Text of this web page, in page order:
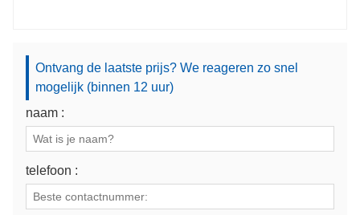
Ontvang de laatste prijs? We reageren zo snel
mogelijk (binnen 12 uur)
naam :
telefoon :